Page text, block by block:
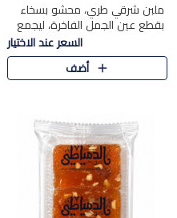
ملبن شرقي طري، محشو بسخاء
بقطع عين الجمل الفاخرة، ليجمع
بين القوام الناعم وقرمشة الجوز
في مذاق شرقي أصيل.
السعر عند الاختيار
أضف